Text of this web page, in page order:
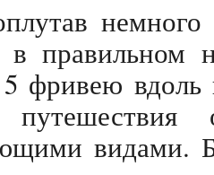
в правильном
фривею вдоль
видами.